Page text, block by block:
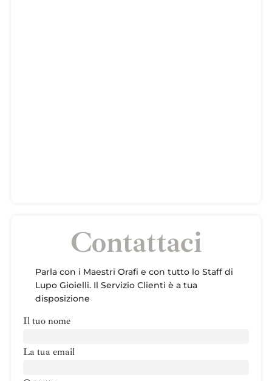
Contattaci
Parla con i Maestri Orafi e con tutto lo Staff di
Lupo Gioielli. Il Servizio Clienti è a tua
disposizione
Il tuo nome
La tua email